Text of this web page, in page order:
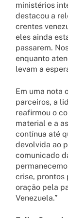
ministérios
destacou a
crentes
eles ainda
passarem.
enquanto
levam a
Em uma nota
parceiros, a
reafirmou o
material e a
contínua até
devolvida ao
comunicado
crise, prontos
oração pela
Venezuela.”